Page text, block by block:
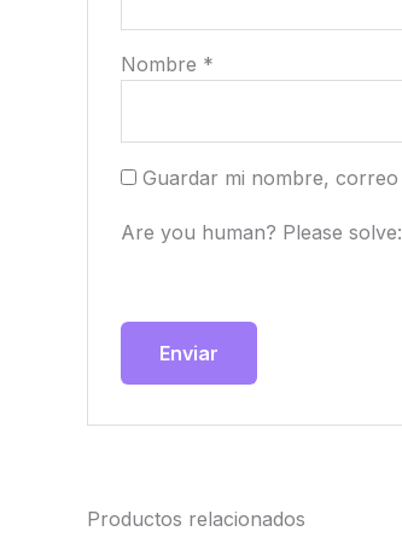
Nombre *
Guardar mi nombre,
Are you human? Please solve:
Productos relacionados